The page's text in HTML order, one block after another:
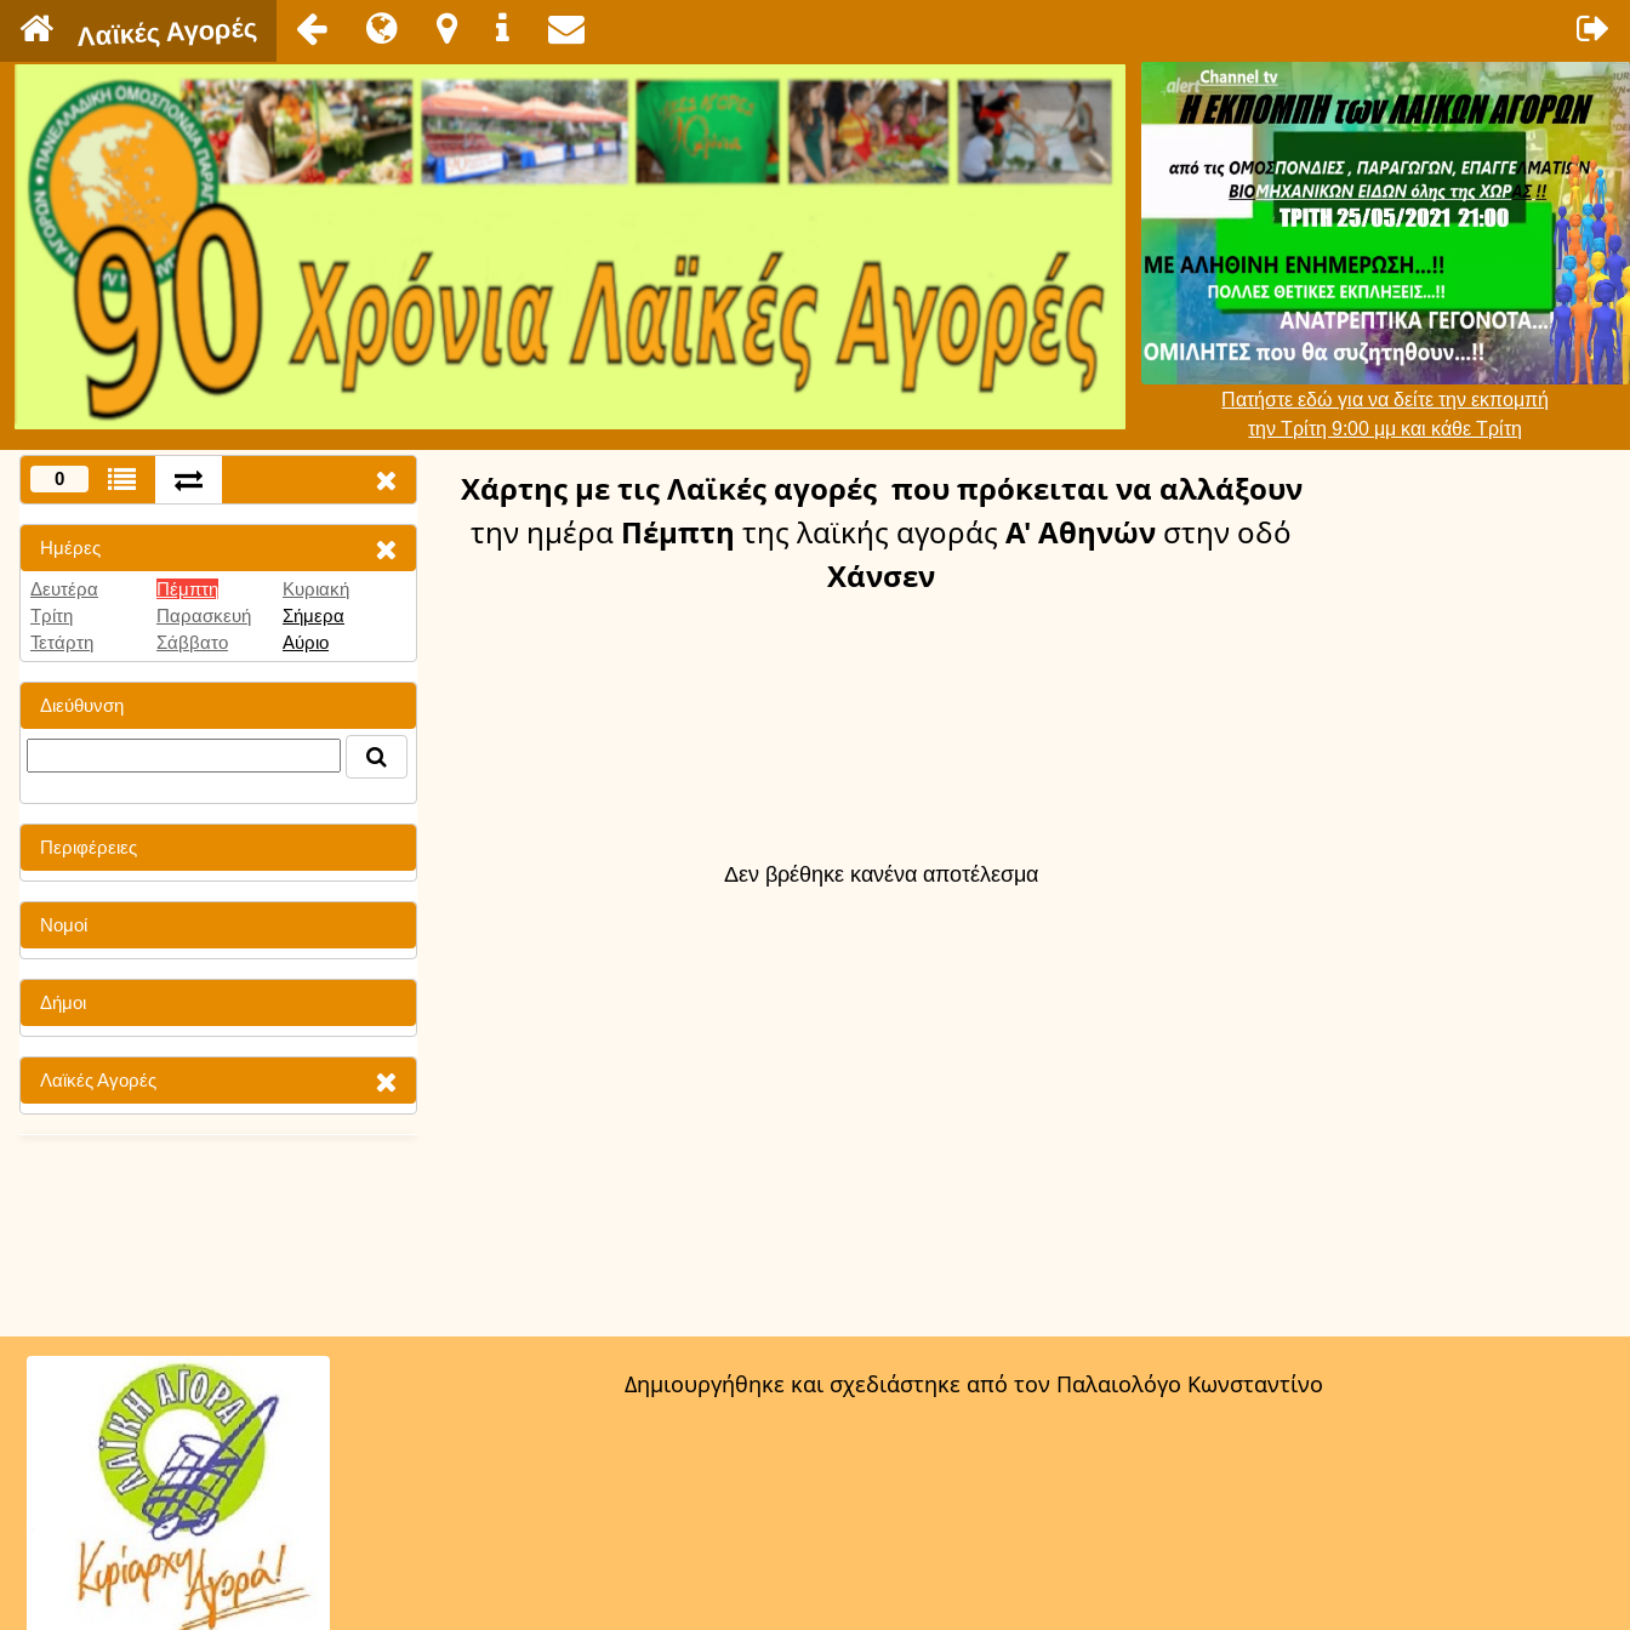
Λαϊκές Αγορές
Πατήστε εδώ για να δείτε την εκπομπή
την Τρίτη 9:00 μμ και κάθε Τρίτη
0
Ημέρες
Δευτέρα
Τρίτη
Τετάρτη
Πέμπτη
Παρασκευή
Σάββατο
Κυριακή
Σήμερα
Αύριο
Διεύθυνση
Περιφέρειες
Νομοί
Δήμοι
Λαϊκές Αγορές
Χάρτης με τις Λαϊκές αγορές που πρόκειται να αλλάξουν
την ημέρα Πέμπτη της λαϊκής αγοράς Α' Αθηνών στην οδό
Χάνσεν
Δεν βρέθηκε κανένα αποτέλεσμα
Δημιουργήθηκε και σχεδιάστηκε από τον Παλαιολόγο Κωνσταντίνο